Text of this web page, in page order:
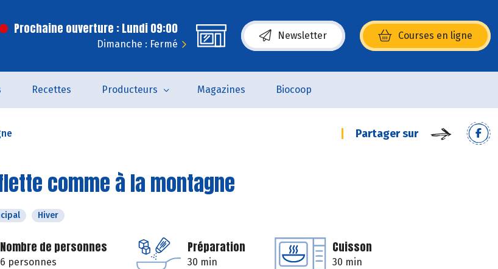
Prochaine ouverture : Lundi 09:00
Dimanche : Fermé
Newsletter Courses en ligne
(s’ouvre dans une nouvelle fenêtre)
Recettes Producteurs Magazines Biocoop
Partager sur
comme à la montagne
Hiver
Nombre de personnes
6 personnes
Préparation
30 min
Cuisson
30 min